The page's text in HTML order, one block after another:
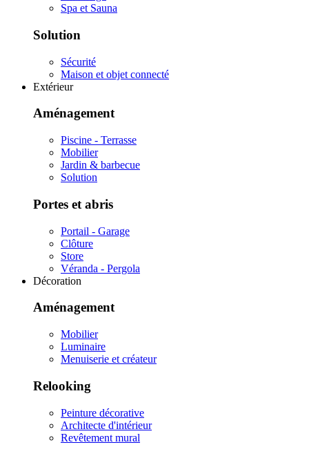
Spa et Sauna
Solution
Sécurité
Maison et objet connecté
Extérieur
Aménagement
Piscine - Terrasse
Mobilier
Jardin & barbecue
Solution
Portes et abris
Portail - Garage
Clôture
Store
Véranda - Pergola
Décoration
Aménagement
Mobilier
Luminaire
Menuiserie et créateur
Relooking
Peinture décorative
Architecte d'intérieur
Revêtement mural